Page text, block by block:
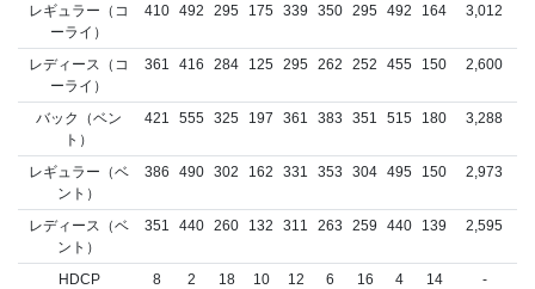
レギュラー（コ
ーライ）
410 492 295 175 339 350 295 492 164 3,012
レディース（コ
ーライ）
361 416 284 125 295 262 252 455 150 2,600
バック（ベン
ト）
421 555 325 197 361 383 351 515 180 3,288
レギュラー（ベ
ント）
386 490 302 162 331 353 304 495 150 2,973
レディース（ベ
ント）
351 440 260 132 311 263 259 440 139 2,595
HDCP 8 2 18 10 12 6 16 4 14 -